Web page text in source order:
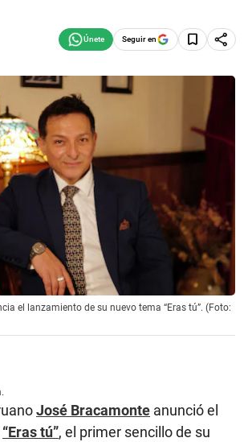
Seguir en
el lanzamiento de su nuevo tema “Eras tú”. (Foto:
José Bracamonte anunció el
“Eras tú”, el primer sencillo de su